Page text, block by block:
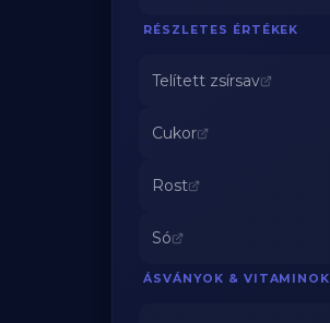
RÉSZLETES ÉRTÉKEK
Telített zsírsav
Cukor
Rost
Só
ÁSVÁNYOK & VITAMINOK